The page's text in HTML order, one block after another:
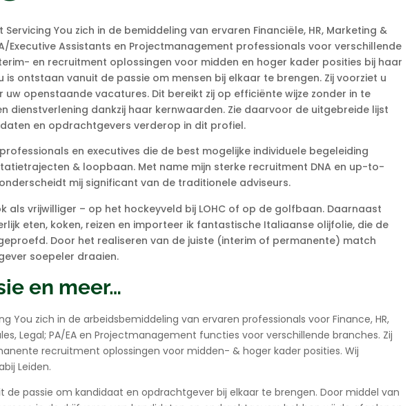
You zich in de bemiddeling van ervaren Financiële, HR, Marketing &
Executive Assistants en Projectmanagement professionals voor verschillende
en recruitment oplossingen voor midden en hoger kader posities bij haar
is ontstaan vanuit de passie om mensen bij elkaar te brengen. Zij voorziet u
openstaande vacatures. Dit bereikt zij op efficiënte wijze zonder in te
dienstverlening dankzij haar kernwaarden. Zie daarvoor de uitgebreide lijst
en opdrachtgevers verderop in dit profiel.
en executives die de best mogelijke individuele begeleiding
& loopbaan. Met name mijn sterke recruitment DNA en up-to-
mij significant van de traditionele adviseurs.
als vrijwilliger – op het hockeyveld bij LOHC of op de golfbaan. Daarnaast
eten, koken, reizen en importeer ik fantastische Italiaanse olijfolie, die de
Door het realiseren van de juiste (interim of permanente) match
soepeler draaien.
en meer…
You zich in de arbeidsbemiddeling van ervaren professionals voor Finance, HR,
Legal; PA/EA en Projectmanagement functies voor verschillende branches. Zij
recruitment oplossingen voor midden- & hoger kader posities. Wij
Leiden.
de passie om kandidaat en opdrachtgever bij elkaar te brengen. Door middel van